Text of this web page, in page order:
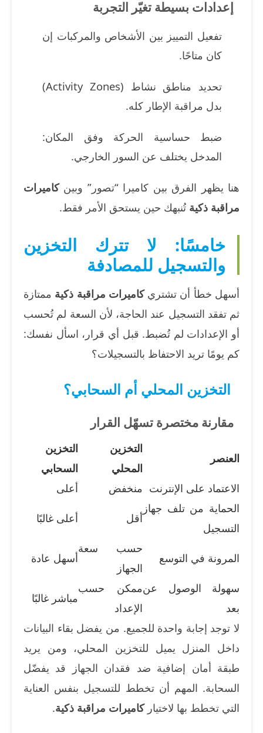
إعدادات بسيطة تغيّر التجربة
تفعيل التمييز بين الأشخاص والمركبات إن
كان متاحًا.
تحديد مناطق نشاط (Activity Zones)
بدل مراقبة الإطار كله.
ضبط حساسية الحركة وفق المكان:
المدخل يختلف عن السور الخارجي.
هنا يظهر الفرق بين كاميرا “تصور” وبينكاميرات
مراقبة ذكية تُنبهك حين يستحق الأمر فقط.
خامسًا: لا تترك التخزين
والتسجيل للمصادفة
أسهل خطأ أن تشتريكاميرات مراقبة ذكية ممتازة
ثم تفقد التسجيل عند الحاجة، لأن السعة لم تُحسب
أو الإعدادات لم تُضبط. قبل أي قرار، اسأل نفسك:
كم يومًا تريد الاحتفاظ بالتسجيلات؟
التخزين المحلي أم السحابي؟
مقارنة مختصرة تسهّل القرار
العنصر
التخزين
المحلي
التخزين
السحابي
الاعتماد على الإنترنت منخفض
أعلى
الحماية من تلف جهاز
التسجيل
أقل أعلى غالبًا
المرونة في التوسع
حسب سعة
الجهاز
أسهل عادة
سهولة الوصول عن
بعد
ممكن حسب
الإعداد
مباشر غالبًا
لا توجد إجابة واحدة للجميع. من يفضل بقاء البيانات
داخل المنزل يميل للتخزين المحلي، ومن يريد
طبقة أمان إضافية ضد فقدان الجهاز قد يفضّل
السحابة. المهم أن تخطط للتسجيل بنفس العناية
التي تخطط بها لاختياركاميرات مراقبة ذكية.